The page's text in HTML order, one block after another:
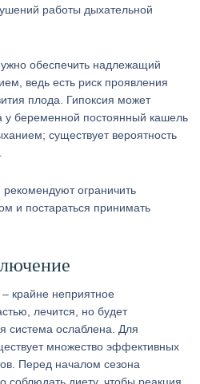
работы дыхательной
обеспечить надлежащий
ведь есть риск проявления
плода. Гипоксия может
у беременной постоянный кашель
существует вероятность
ограничить
и постараться принимать
крайне неприятное
лечится, но будет
система ослаблена. Для
множество эффективных
Перед началом сезона